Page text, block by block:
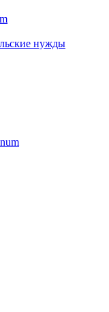
нужды